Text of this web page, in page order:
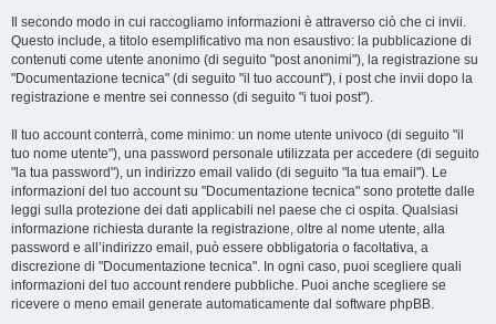
Il secondo modo in cui raccogliamo informazioni è attraverso ciò che ci invii.
Questo include, a titolo esemplificativo ma non esaustivo: la pubblicazione di
contenuti come utente anonimo (di seguito "post anonimi"), la registrazione su
"Documentazione tecnica" (di seguito "il tuo account"), i post che invii dopo la
registrazione e mentre sei connesso (di seguito "i tuoi post").
Il tuo account conterrà, come minimo: un nome utente univoco (di seguito "il
tuo nome utente"), una password personale utilizzata per accedere (di seguito
"la tua password"), un indirizzo email valido (di seguito "la tua email"). Le
informazioni del tuo account su "Documentazione tecnica" sono protette dalle
leggi sulla protezione dei dati applicabili nel paese che ci ospita. Qualsiasi
informazione richiesta durante la registrazione, oltre al nome utente, alla
password e all’indirizzo email, può essere obbligatoria o facoltativa, a
discrezione di "Documentazione tecnica". In ogni caso, puoi scegliere quali
informazioni del tuo account rendere pubbliche. Puoi anche scegliere se
ricevere o meno email generate automaticamente dal software phpBB.